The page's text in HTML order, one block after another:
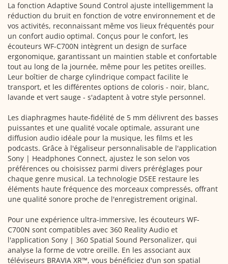
La fonction Adaptive Sound Control ajuste intelligemment la
réduction du bruit en fonction de votre environnement et de
vos activités, reconnaissant même vos lieux fréquentés pour
un confort audio optimal. Conçus pour le confort, les
écouteurs WF-C700N intègrent un design de surface
ergonomique, garantissant un maintien stable et confortable
tout au long de la journée, même pour les petites oreilles.
Leur boîtier de charge cylindrique compact facilite le
transport, et les différentes options de coloris - noir, blanc,
lavande et vert sauge - s'adaptent à votre style personnel.
Les diaphragmes haute-fidélité de 5 mm délivrent des basses
puissantes et une qualité vocale optimale, assurant une
diffusion audio idéale pour la musique, les films et les
podcasts. Grâce à l'égaliseur personnalisable de l'application
Sony | Headphones Connect, ajustez le son selon vos
préférences ou choisissez parmi divers préréglages pour
chaque genre musical. La technologie DSEE restaure les
éléments haute fréquence des morceaux compressés, offrant
une qualité sonore proche de l'enregistrement original.
Pour une expérience ultra-immersive, les écouteurs WF-
C700N sont compatibles avec 360 Reality Audio et
l'application Sony | 360 Spatial Sound Personalizer, qui
analyse la forme de votre oreille. En les associant aux
téléviseurs BRAVIA XR™, vous bénéficiez d'un son spatial